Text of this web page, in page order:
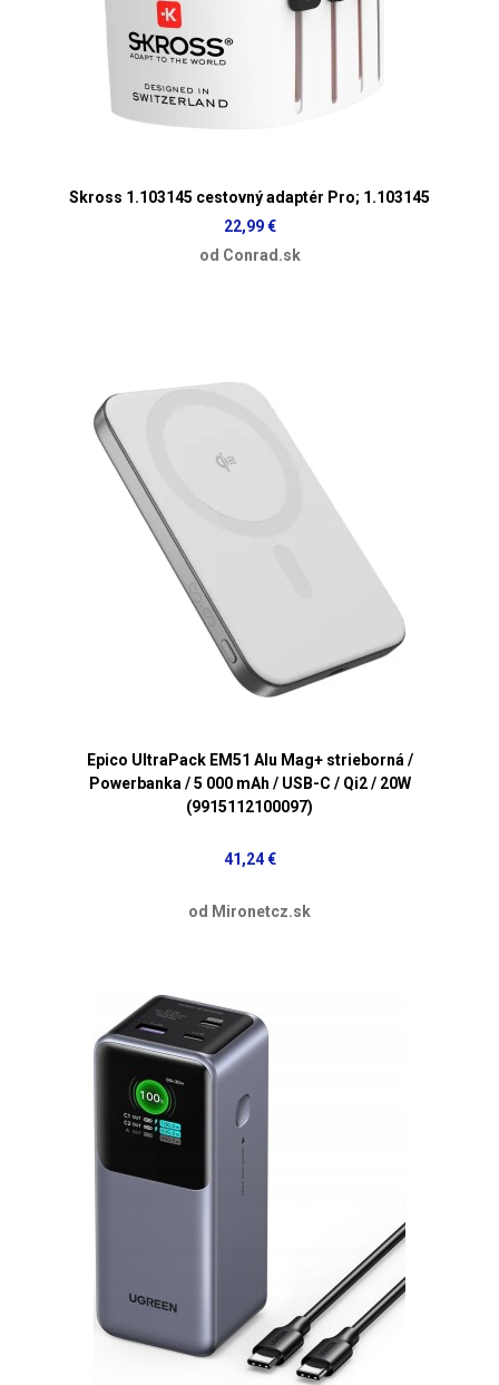
Skross 1.103145 cestovný adaptér Pro; 1.103145
22,99 €
od Conrad.sk
Epico UltraPack EM51 Alu Mag+ strieborná /
Powerbanka / 5 000 mAh / USB-C / Qi2 / 20W
(9915112100097)
41,24 €
od Mironetcz.sk